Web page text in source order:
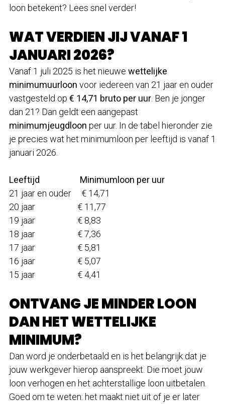
loon betekent? Lees snel verder!
WAT VERDIEN JIJ VANAF 1
JANUARI 2026?
Vanaf 1 juli 2025 is het nieuwe wettelijke
minimumuurloon voor iedereen van 21 jaar en ouder
vastgesteld op € 14,71 bruto per uur . Ben je jonger
dan 21? Dan geldt een aangepast
minimumjeugdloon per uur. In de tabel hieronder zie
je precies wat het minimumloon per leeftijd is vanaf 1
januari 2026.
Leeftijd Minimumloon per uur
21 jaar en ouder € 14,71
20 jaar € 11,77
19 jaar € 8,83
18 jaar € 7,36
17 jaar € 5,81
16 jaar € 5,07
15 jaar € 4,41
ONTVANG JE MINDER LOON
DAN HET WETTELIJKE
MINIMUM?
Dan word je onderbetaald en is het belangrijk dat je
jouw werkgever hierop aanspreekt. Die moet jouw
loon verhogen en het achterstallige loon uitbetalen.
Goed om te weten: het maakt niet uit of je er later